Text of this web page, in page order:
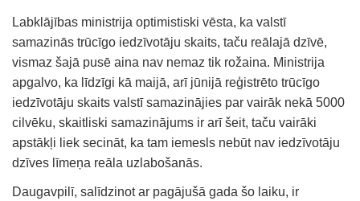
Labklājības ministrija optimistiski vēsta, ka valstī
samazinās trūcīgo iedzīvotāju skaits, taču reālajā dzīvē,
vismaz šajā pusē aina nav nemaz tik rožaina. Ministrija
apgalvo, ka līdzīgi kā maijā, arī jūnijā reģistrēto trūcīgo
iedzīvotāju skaits valstī samazinājies par vairāk nekā 5000
cilvēku, skaitliski samazinājums ir arī šeit, taču vairāki
apstākļi liek secināt, ka tam iemesls nebūt nav iedzīvotāju
dzīves līmeņa reāla uzlabošanās.
Daugavpilī, salīdzinot ar pagājušā gada šo laiku, ir